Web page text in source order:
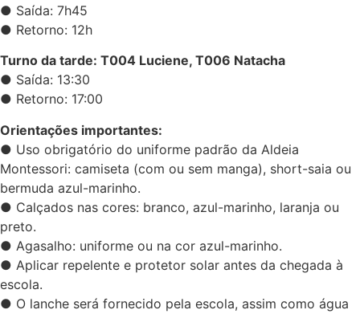
● Saída: 7h45
● Retorno: 12h
Turno da tarde: T004 Luciene, T006 Natacha
● Saída: 13:30
● Retorno: 17:00
Orientações importantes:
● Uso obrigatório do uniforme padrão da Aldeia
Montessori: camiseta (com ou sem manga), short-saia ou
bermuda azul-marinho.
● Calçados nas cores: branco, azul-marinho, laranja ou
preto.
● Agasalho: uniforme ou na cor azul-marinho.
● Aplicar repelente e protetor solar antes da chegada à
escola.
● O lanche será fornecido pela escola, assim como água